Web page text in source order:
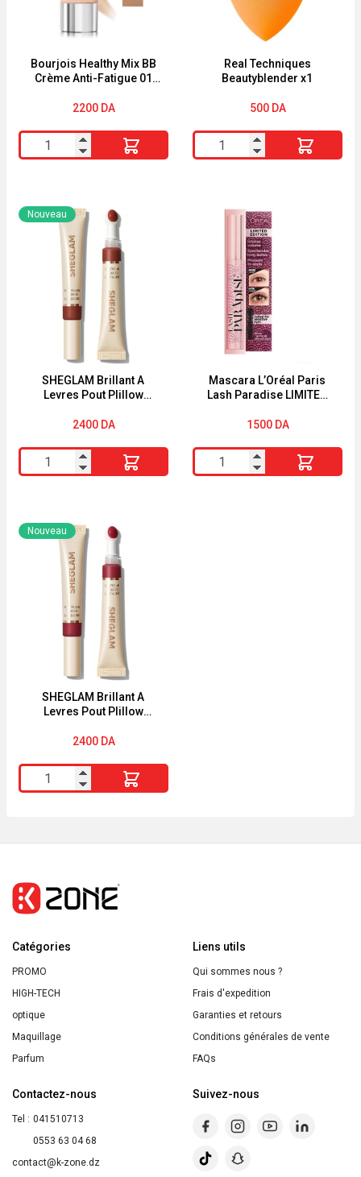
Bourjois Healthy Mix BB
Crème Anti-Fatigue 01
2200 DA
quantité
de
Healthy
Mix
Real Techniques
Beautyblender x1
500 DA
quantité
de
Techniques
Beautyblender
SHEGLAM Brillant A
Levres Pout PIillow
Nouveau
2400 DA
quantité
de
Brillant
A
Cushion
Mascara L’Oréal Paris
Lash Paradise LIMITED
1500 DA
quantité
de
SHEGLAM Brillant A
Levres Pout PIillow
Nouveau
2400 DA
quantité
de
Levres
Pout
Cushion
K.O.
Catégories
PROMO
HIGH-TECH
optique
Maquillage
Parfum
Liens utils
Qui sommes nous ?
Frais d'expedition
Garanties et retours
Conditions générales de vente
FAQs
Contactez-nous
Tel : 041510713
0553 63 04 68
contact@k-zone.dz
Suivez-nous